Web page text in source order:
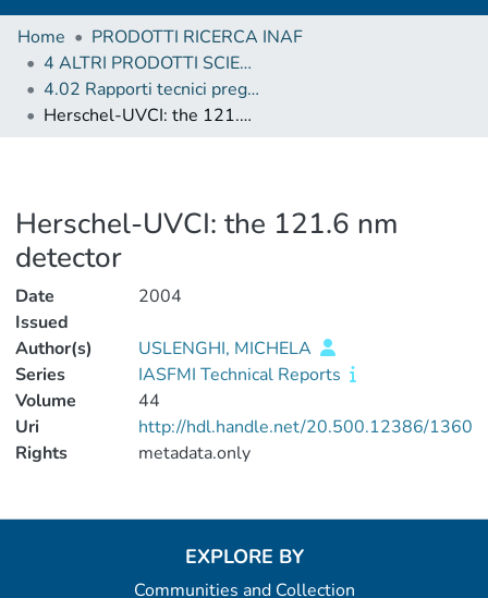
Home
PRODOTTI RICERCA INAF
4 ALTRI PRODOTTI SCIENTIFICI (Other scientific products)
4.02 Rapporti tecnici pregressi
Herschel-UVCI: the 121.6 nm detector
Herschel-UVCI: the 121.6 nm
detector
Date
Issued
2004
Author(s)
USLENGHI, MICHELA
Series
IASFMI Technical Reports
Volume
44
Uri
http://hdl.handle.net/20.500.12386/1360
Rights
metadata.only
EXPLORE BY
Communities and Collection